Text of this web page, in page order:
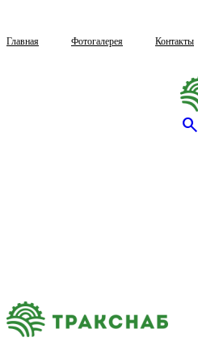
Главная Фотогалерея Контакты
search